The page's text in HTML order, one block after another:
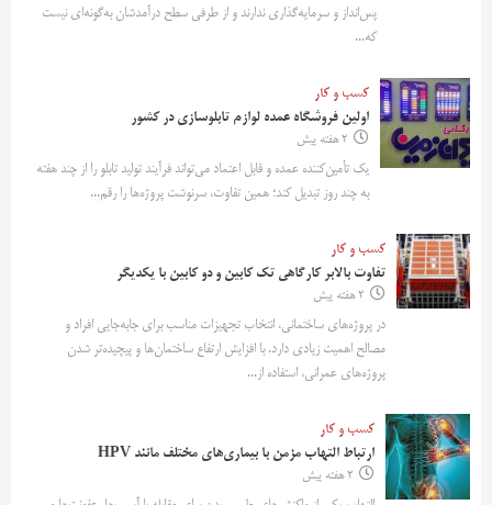
پس‌انداز و سرمایه‌گذاری ندارند و از طرفی سطح درآمدشان به‌گونه‌ای نیست
که...
کسب و کار
اولین فروشگاه عمده لوازم تابلوسازی در کشور
2 هفته پیش
یک تأمین‌کننده عمده و قابل اعتماد می‌تواند فرآیند تولید تابلو را از چند هفته
به چند روز تبدیل کند؛ همین تفاوت، سرنوشت پروژه‌ها را رقم...
کسب و کار
تفاوت بالابر کارگاهی تک کابین و دو کابین با یکدیگر
2 هفته پیش
در پروژه‌های ساختمانی، انتخاب تجهیزات مناسب برای جابه‌جایی افراد و
مصالح اهمیت زیادی دارد. با افزایش ارتفاع ساختمان‌ها و پیچیده‌تر شدن
پروژه‌های عمرانی، استفاده از...
کسب و کار
ارتباط التهاب مزمن با بیماری‌های مختلف مانند HPV
2 هفته پیش